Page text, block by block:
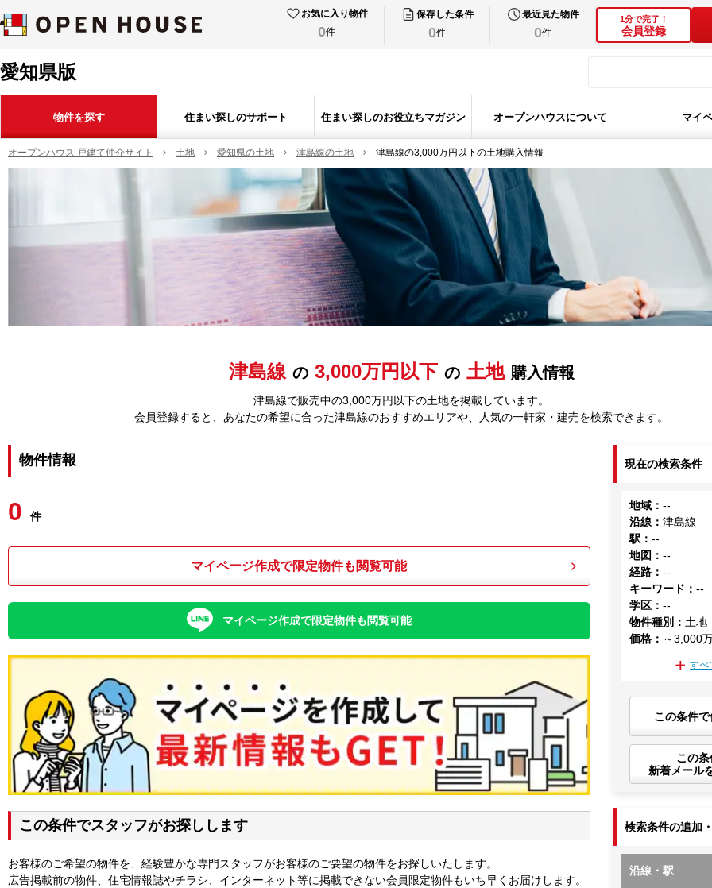
お気に入り物件
0件
保存した条件
0件
最近見た物件
0件
1分で完了！
会員登録
愛知県版
物件を探す 住まい探しのサポート 住まい探しのお役立ちマガジン オープンハウスについて マイ
オープンハウス 戸建て仲介サイト 土地 愛知県の土地 津島線の土地 津島線の3,000万円以下の土地購入情報
津島線 の 3,000万円以下 の 土地 購入情報
津島線で販売中の3,000万円以下の土地を掲載しています。
会員登録すると、あなたの希望に合った津島線のおすすめエリアや、人気の一軒家・建売を検索できます。
物件情報
0 件
マイページ作成で限定物件も閲覧可能
マイページ作成で限定物件も閲覧可能
この条件でスタッフがお探しします
お客様のご希望の物件を、経験豊かな専門スタッフがお客様のご要望の物件をお探しいたします。
広告掲載前の物件、住宅情報誌やチラシ、インターネット等に掲載できない会員限定物件もいち早くお届けします。
現在の検索条件
地域 ：--
沿線 ：津島線
駅 ：--
地図 ：--
経路 ：--
キーワード ：--
学区 ：--
物件種別 ： 土地
価格 ： ～3,000
すべ
この条件
この
新着メール
検索条件の追加
沿線・駅